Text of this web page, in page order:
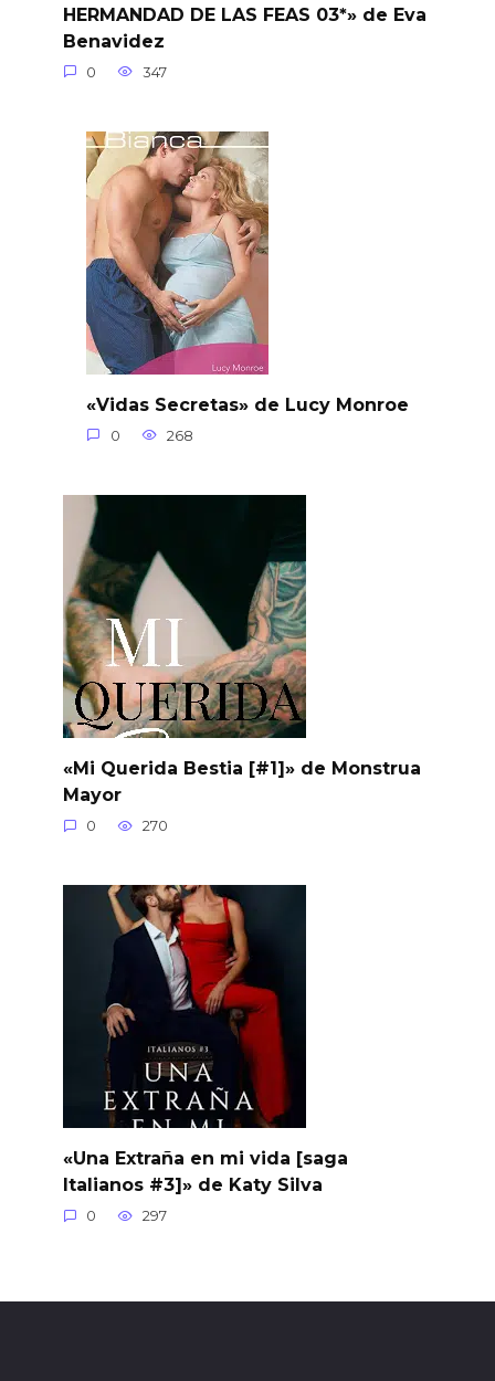
HERMANDAD DE LAS FEAS 03*» de Eva
Benavidez
0 347
«Vidas Secretas» de Lucy Monroe
0 268
«Mi Querida Bestia [#1]» de Monstrua
Mayor
0 270
«Una Extraña en mi vida [saga
Italianos #3]» de Katy Silva
0 297